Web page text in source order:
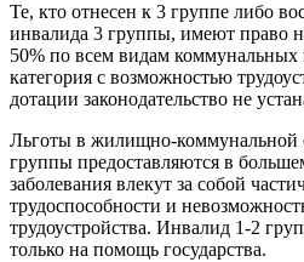
Те, кто отнесен к 3 группе либо
инвалида 3 группы, имеют право
50% по всем видам коммунальных
категория с возможностью
дотации законодательство не
Льготы в жилищно-коммунальной
группы предоставляются в
заболевания влекут за собой
трудоспособности и
трудоустройства. Инвалид 1-2
только на помощь государства.